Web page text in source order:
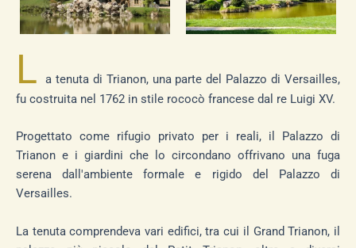
L
a tenuta di Trianon, una parte del Palazzo di Versailles,
fu costruita nel 1762 in stile rococò francese dal re Luigi XV.
Progettato come rifugio privato per i reali, il Palazzo di
Trianon e i giardini che lo circondano offrivano una fuga
serena dall'ambiente formale e rigido del Palazzo di
Versailles.
La tenuta comprendeva vari edifici, tra cui il Grand Trianon, il